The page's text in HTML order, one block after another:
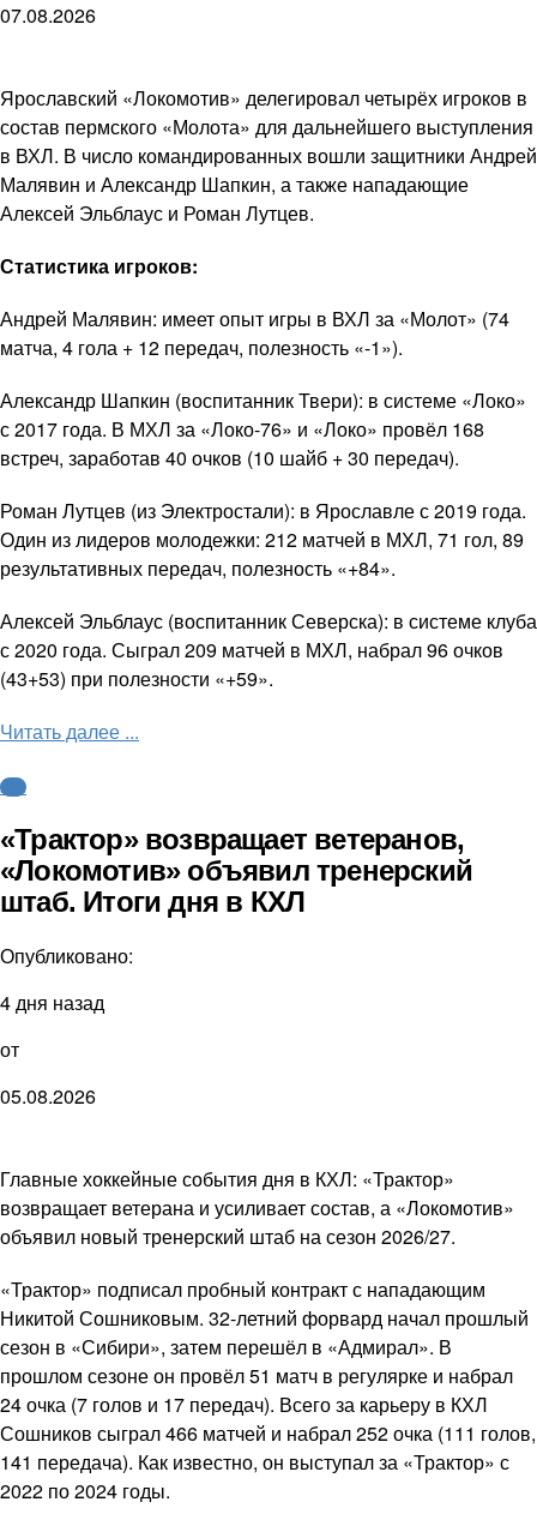
07.08.2026
Ярославский «Локомотив» делегировал четырёх игроков в
состав пермского «Молота» для дальнейшего выступления
в ВХЛ. В число командированных вошли защитники Андрей
Малявин и Александр Шапкин, а также нападающие
Алексей Эльблаус и Роман Лутцев.
Статистика игроков:
Андрей Малявин: имеет опыт игры в ВХЛ за «Молот» (74
матча, 4 гола + 12 передач, полезность «-1»).
Александр Шапкин (воспитанник Твери): в системе «Локо»
с 2017 года. В МХЛ за «Локо-76» и «Локо» провёл 168
встреч, заработав 40 очков (10 шайб + 30 передач).
Роман Лутцев (из Электростали): в Ярославле с 2019 года.
Один из лидеров молодежки: 212 матчей в МХЛ, 71 гол, 89
результативных передач, полезность «+84».
Алексей Эльблаус (воспитанник Северска): в системе клуба
с 2020 года. Сыграл 209 матчей в МХЛ, набрал 96 очков
(43+53) при полезности «+59».
Читать далее ...
КХЛ
«Трактор» возвращает ветеранов,
«Локомотив» объявил тренерский
штаб. Итоги дня в КХЛ
Опубликовано:
4 дня назад
от
05.08.2026
Главные хоккейные события дня в КХЛ: «Трактор»
возвращает ветерана и усиливает состав, а «Локомотив»
объявил новый тренерский штаб на сезон 2026/27.
«Трактор» подписал пробный контракт с нападающим
Никитой Сошниковым. 32-летний форвард начал прошлый
сезон в «Сибири», затем перешёл в «Адмирал». В
прошлом сезоне он провёл 51 матч в регулярке и набрал
24 очка (7 голов и 17 передач). Всего за карьеру в КХЛ
Сошников сыграл 466 матчей и набрал 252 очка (111 голов,
141 передача). Как известно, он выступал за «Трактор» с
2022 по 2024 годы.